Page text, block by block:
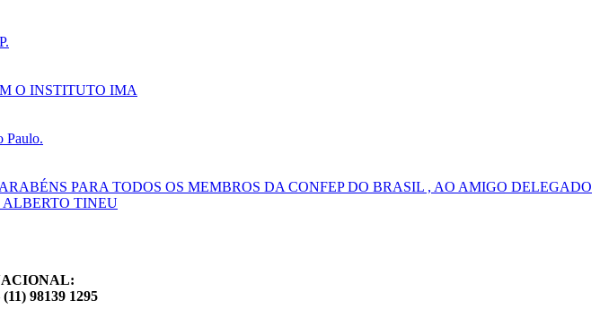
O INSTITUTO IMA
Paulo.
PARA TODOS OS MEMBROS DA CONFEP DO BRASIL , AO AMIGO DELEGADO
ALBERTO TINEU
98139 1295